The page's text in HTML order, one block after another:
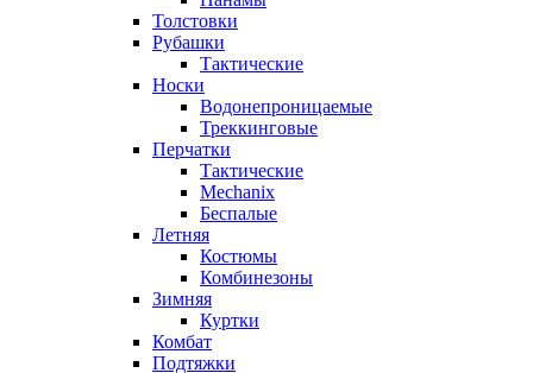
Толстовки
Рубашки
Тактические
Носки
Водонепроницаемые
Треккинговые
Перчатки
Тактические
Mechanix
Беспалые
Летняя
Костюмы
Комбинезоны
Зимняя
Куртки
Комбат
Подтяжки